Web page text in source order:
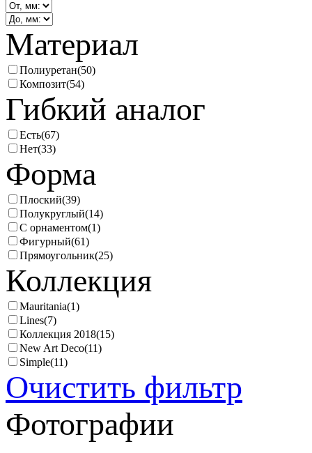
Материал
Полиуретан(50)
Композит(54)
Гибкий аналог
Есть(67)
Нет(33)
Форма
Плоский(39)
Полукруглый(14)
С орнаментом(1)
Фигурный(61)
Прямоугольник(25)
Коллекция
Mauritania(1)
Lines(7)
Коллекция 2018(15)
New Art Deco(11)
Simple(11)
Очистить фильтр
Фотографии